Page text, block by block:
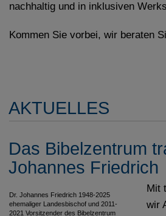
nachhaltig und in inklusiven
Kommen Sie vorbei, wir beraten
AKTUELLES
Das Bibelzentrum
Johannes Friedrich
Dr. Johannes Friedrich 1948-2025
ehemaliger Landesbischof und 2011-
2021 Vorsitzender des Bibelzentrum
Mit
wir